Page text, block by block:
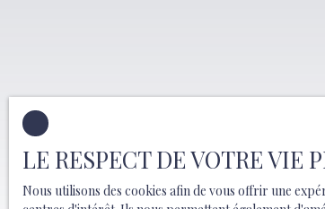
LE RESPECT DE VOTRE VIE
Nous utilisons des cookies afin de vous offrir une